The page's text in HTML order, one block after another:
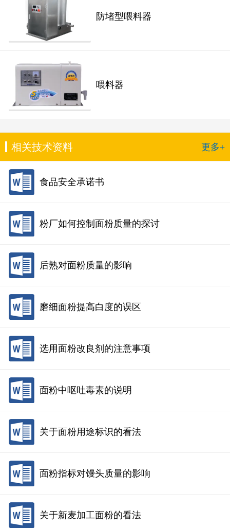
防堵型喂料器
喂料器
相关技术资料 更多+
食品安全承诺书
粉厂如何控制面粉质量的探讨
后熟对面粉质量的影响
磨细面粉提高白度的误区
选用面粉改良剂的注意事项
面粉中呕吐毒素的说明
关于面粉用途标识的看法
面粉指标对馒头质量的影响
关于新麦加工面粉的看法